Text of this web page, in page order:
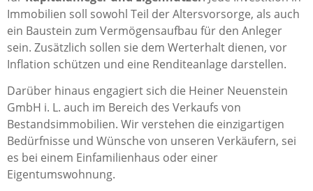
Immobilien soll sowohl Teil der Altersvorsorge, als auch
ein Baustein zum Vermögensaufbau für den Anleger
sein. Zusätzlich sollen sie dem Werterhalt dienen, vor
Inflation schützen und eine Renditeanlage darstellen.
Darüber hinaus engagiert sich die Heiner Neuenstein
GmbH i. L. auch im Bereich des Verkaufs von
Bestandsimmobilien. Wir verstehen die einzigartigen
Bedürfnisse und Wünsche von unseren Verkäufern, sei
es bei einem Einfamilienhaus oder einer
Eigentumswohnung.